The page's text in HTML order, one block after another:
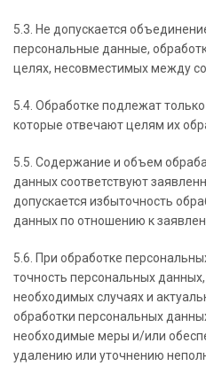
5.3. Не допускается
персональные данные,
целях, несовместимых между
5.4. Обработке подлежат
которые отвечают целям их
5.5. Содержание и объем
данных соответствуют
допускается избыточность
данных по отношению к
5.6. При обработке
точность персональных
необходимых случаях и
обработки персональных
необходимые меры и/или
удалению или уточнению